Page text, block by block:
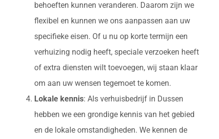
behoeften kunnen veranderen. Daarom zijn we
flexibel en kunnen we ons aanpassen aan uw
specifieke eisen. Of u nu op korte termijn een
verhuizing nodig heeft, speciale verzoeken heeft
of extra diensten wilt toevoegen, wij staan klaar
om aan uw wensen tegemoet te komen.
Lokale kennis: Als verhuisbedrijf in Dussen
hebben we een grondige kennis van het gebied
en de lokale omstandigheden. We kennen de